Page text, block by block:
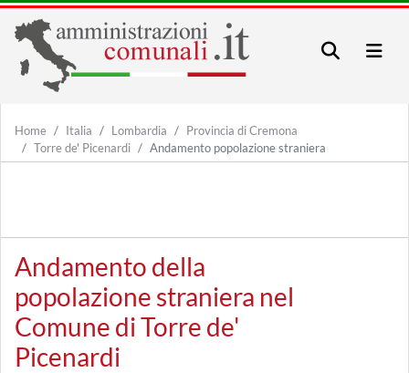
Home Italia Lombardia
Provincia di Cremona
Torre de' Picenardi
Andamento popolazione straniera
Andamento della
popolazione straniera nel
Comune di Torre de'
Picenardi